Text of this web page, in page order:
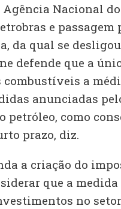
Nacional do
e passagem
da qual se
defende que a
combustíveis a
anunciadas
petróleo, como
prazo, diz.
a criação do
que a
no